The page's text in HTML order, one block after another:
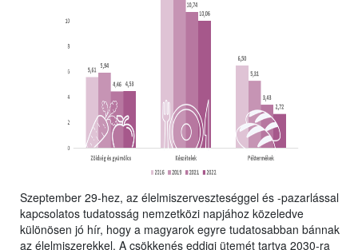
Szeptember 29-hez, az élelmiszerveszteséggel és -pazarlással
kapcsolatos tudatosság nemzetközi napjához közeledve
különösen jó hír, hogy a magyarok egyre tudatosabban bánnak
az élelmiszerekkel. A csökkenés eddigi ütemét tartva 2030-ra